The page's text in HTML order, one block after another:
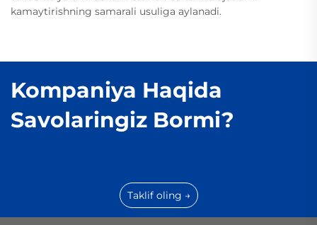
kamaytirishning samarali usuliga aylanadi.
Kompaniya Haqida
Savolaringiz Bormi?
Taklif oling →